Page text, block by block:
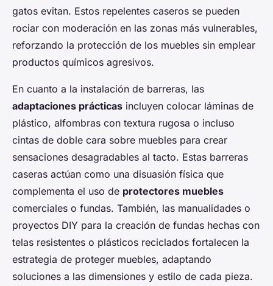
gatos evitan. Estos repelentes caseros se pueden
rociar con moderación en las zonas más vulnerables,
reforzando la protección de los muebles sin emplear
productos químicos agresivos.
En cuanto a la instalación de barreras, las
adaptaciones prácticas incluyen colocar láminas de
plástico, alfombras con textura rugosa o incluso
cintas de doble cara sobre muebles para crear
sensaciones desagradables al tacto. Estas barreras
caseras actúan como una disuasión física que
complementa el uso de protectores muebles
comerciales o fundas. También, las manualidades o
proyectos DIY para la creación de fundas hechas con
telas resistentes o plásticos reciclados fortalecen la
estrategia de proteger muebles, adaptando
soluciones a las dimensiones y estilo de cada pieza.